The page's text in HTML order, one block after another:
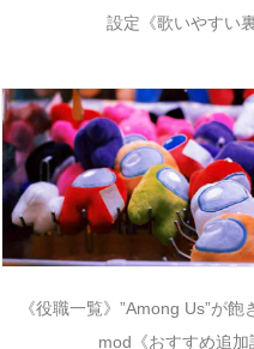
設定《歌いやすい裏
《役職一覧》”Among Us”が
mod《おすすめ追加